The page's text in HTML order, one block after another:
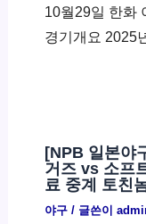
10월29일 한화
경기개요 2025
[NPB 일본야
거즈 vs 소프
료 중계 토친
야구/ 글쓴이